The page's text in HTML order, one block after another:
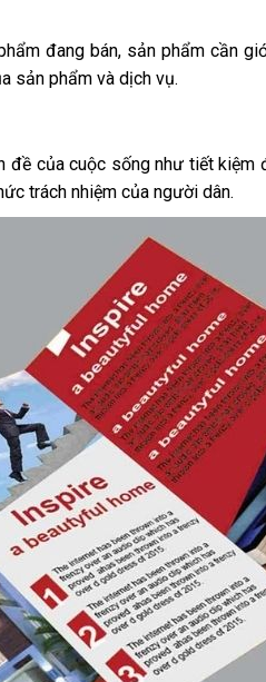
đang bán, sản phẩm cần
sản phẩm và dịch vụ.
đề của cuộc sống như tiết kiệm
trách nhiệm của người dân.